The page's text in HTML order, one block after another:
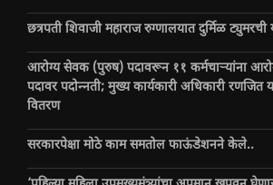
छत्रपती शिवाजी महाराज रुग्णालयात दुर्मिळ ट्युमरची
आरोग्य सेवक (पुरुष) पदावरून ११ कर्मचाऱ्यांना
पदावर पदोन्नती; मुख्य कार्यकारी अधिकारी
वितरण
सरकारपेक्षा मोठे काम समतोल फाऊंडेशनने केले..